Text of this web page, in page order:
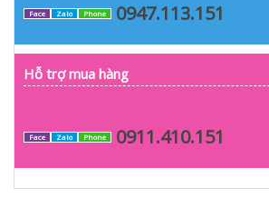
Face Zalo Phone 0947.113.151
Hỗ trợ mua hàng
Face Zalo Phone 0911.410.151